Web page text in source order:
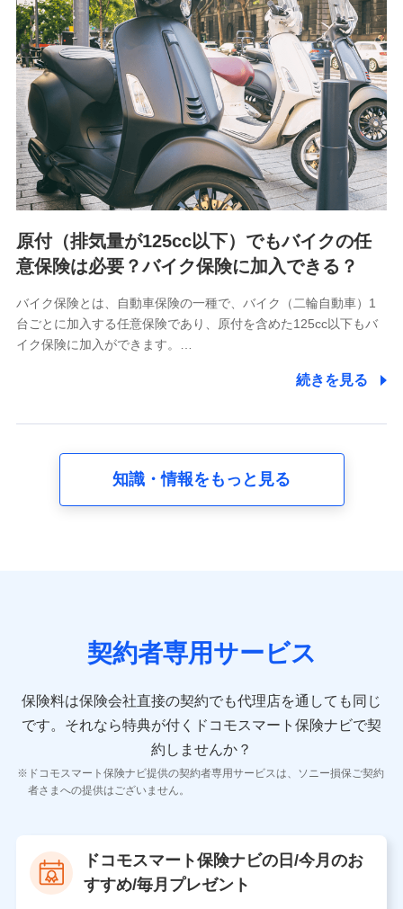
用履歴インターネット利用時の行動に関する情報、アプリケ
ーション利用時の行動に関する情報、購入されたサービスや
商品の名称・購入場所・決済に関する情報、アンケートの回
答に関する情報などが含まれます。
保険関連サービス情報
当社又は株式会社NTTドコモが提供する保険関連サービスに
関して取得し、又は保有する情報。例として、見積請求受付
時、資料請求受付時又はユーザー登録受付時に提供いただい
た情報（氏名、住所、生年月日、性別、保険契約者と被保険
者の関係、保険加入の目的、保険商品の内容、保険料、保険
料のお支払方法、車のメーカーや走行距離などの情報、建物
の構造や築年数などの情報、ペットの種類や年齢など）及び
果情報、メールマガジンを提供した際のメール内容や送信履
歴の情報及び保険の更改案内等を提供した際のメール内容や
送信履歴などの情報）が含まれます。
当社又は株式会社NTTドコモが取得し、又は保有する保険契
約に関する情報。例として、保険契約者及び被保険者の氏
名、住所、生年月日、性別、保険契約者と被保険者の関係、
方法、車のメーカーや走行距離などの情報、建物の構造や築
株式会社NTTドコモ
れらに付帯、関連する当社、株式会社NTTドコモおよび提携
会社のサービスを案内、提供するため
閲覧履歴、購買履歴、ご契約内容等のパーソナルデータを分
析して、お客さまの趣味・嗜好・傾向に応じたサービス・商
品等に関するご提案や広告の配信等を行うことがありま
各種セミナーの開催のため
コンサルティングサービスの実施のため
アンケートやキャンペーン等の実施のため
称・住所・代表者名】
当該個人データを取り扱う各共同利用者（詳細は次のと
原付（排気量が125cc以下）でもバイクの任
意保険は必要？バイク保険に加入できる？
バイク保険とは、自動車保険の一種で、バイク（二輪自動車）1
台ごとに加入する任意保険であり、原付を含めた125cc以下もバ
イク保険に加入ができます。…
続きを見る
知識・情報をもっと見る
契約者専用サービス
保険料は保険会社直接の契約でも代理店を通しても同じ
です。 それなら特典が付くドコモスマート保険ナビで契
約しませんか？
ドコモスマート保険ナビ提供の契約者専用サービスは、ソニー損保ご契約
者さまへの提供はございません。
ドコモスマート保険ナビの日/今月のお
すすめ/毎月プレゼント